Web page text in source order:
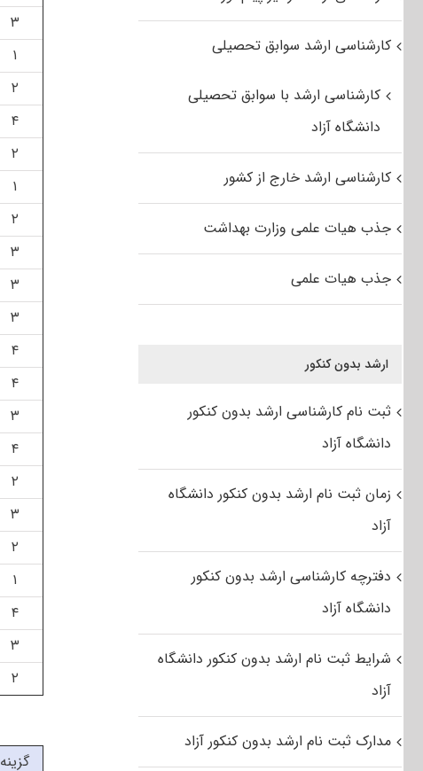
۳
۱
۲
۴
۲
۱
۲
۳
۳
۳
۴
۴
۳
۴
۲
۳
۲
۱
۴
۳
۲
گزینه
کارشناسی ارشد سوابق تحصیلی
کارشناسی ارشد با سوابق تحصیلی
دانشگاه آزاد
کارشناسی ارشد خارج از کشور
جذب هیات علمی وزارت بهداشت
جذب هیات علمی
ارشد بدون کنکور
ثبت نام کارشناسی ارشد بدون کنکور
دانشگاه آزاد
زمان ثبت نام ارشد بدون کنکور دانشگاه
آزاد
دفترچه کارشناسی ارشد بدون کنکور
دانشگاه آزاد
شرایط ثبت نام ارشد بدون کنکور دانشگاه
آزاد
مدارک ثبت نام ارشد بدون کنکور آزاد